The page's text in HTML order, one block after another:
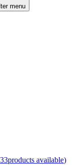
menu
33products available)